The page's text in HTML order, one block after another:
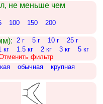
не меньше чем
100 150
200
2 г 5 г 10 г
25 г
кг 1.5 кг 2 кг 3 кг
5 кг
фильтр
обычная
крупная